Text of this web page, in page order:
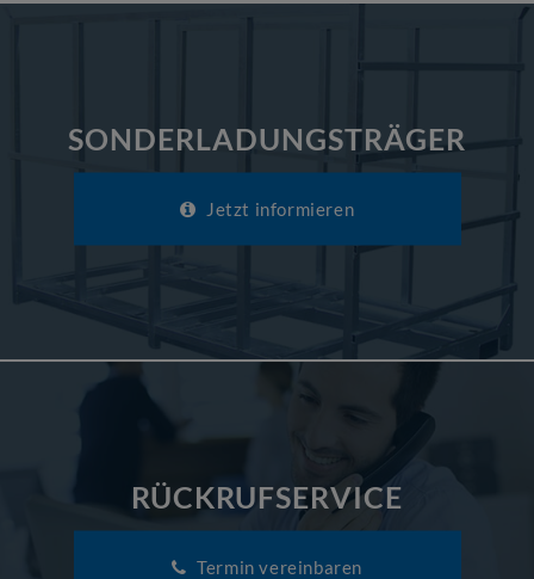
SONDERLADUNGSTRÄGER
Jetzt informieren
RÜCKRUFSERVICE
Termin vereinbaren